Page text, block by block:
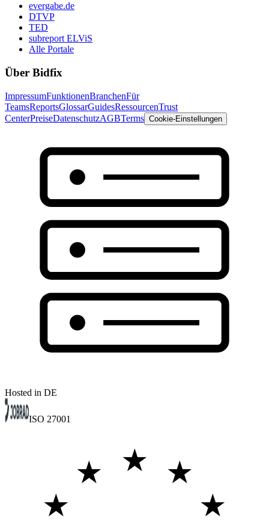
evergabe.de
DTVP
TED
subreport ELViS
Alle Portale
Über Bidfix
ImpressumFunktionenBranchenFür
TeamsReportsGlossarGuidesRessourcenTrust
CenterPreiseDatenschutzAGBTerms Cookie-Einstellungen
Hosted in DE
ISO 27001
★
★
★
★
★